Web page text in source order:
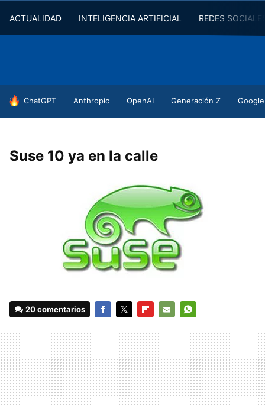
ACTUALIDAD INTELIGENCIA ARTIFICIAL REDES
HOY SE HABLA DE
ChatGPT Anthropic OpenAI Generación Z
Suse 10 ya en la calle
20 comentarios
MAIL